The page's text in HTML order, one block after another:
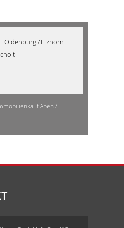
Oldenburg / Etzhorn
Apen /